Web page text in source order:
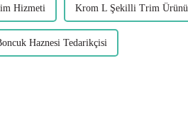
Hizmeti Krom L Şekilli Trim Ürünü
Haznesi Tedarikçisi